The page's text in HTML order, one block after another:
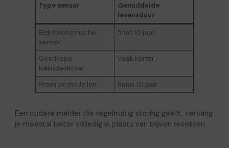
Type sensor
Gemiddelde
levensduur
Elektrochemische
sensor
5 tot 10 jaar
Goedkope
basisdetectie
Vaak korter
Premium modellen Soms 10 jaar
Een oudere melder die regelmatig storing geeft, vervang
je meestal beter volledig in plaats van blijven resetten.